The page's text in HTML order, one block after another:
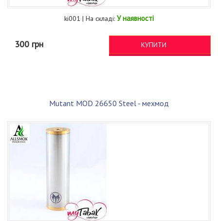
ki001 | На складі: У наявності
300 грн КУПИТИ
Mutant MOD 26650 Steel - мехмод